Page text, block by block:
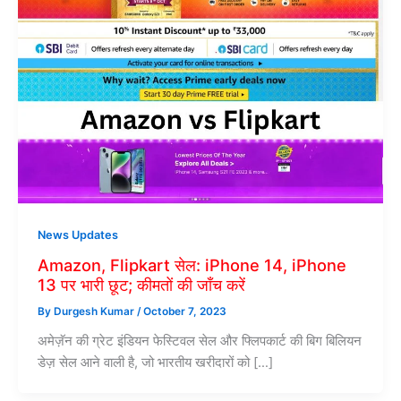
News Updates
Amazon, Flipkart सेल: iPhone 14, iPhone
13 पर भारी छूट; कीमतों की जाँच करें
By Durgesh Kumar /October 7, 2023
अमेज़ॅन की ग्रेट इंडियन फेस्टिवल सेल और फ्लिपकार्ट की बिग बिलियन
डेज़ सेल आने वाली है, जो भारतीय खरीदारों को […]